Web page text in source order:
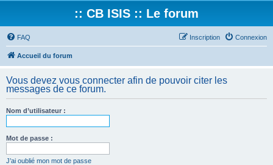
:: CB ISIS :: Le forum
FAQ Connexion
Inscription
Accueil du forum
Vous devez vous connecter afin de pouvoir citer les
messages de ce forum.
Nom d’utilisateur :
Mot de passe :
J’ai oublié mon mot de passe